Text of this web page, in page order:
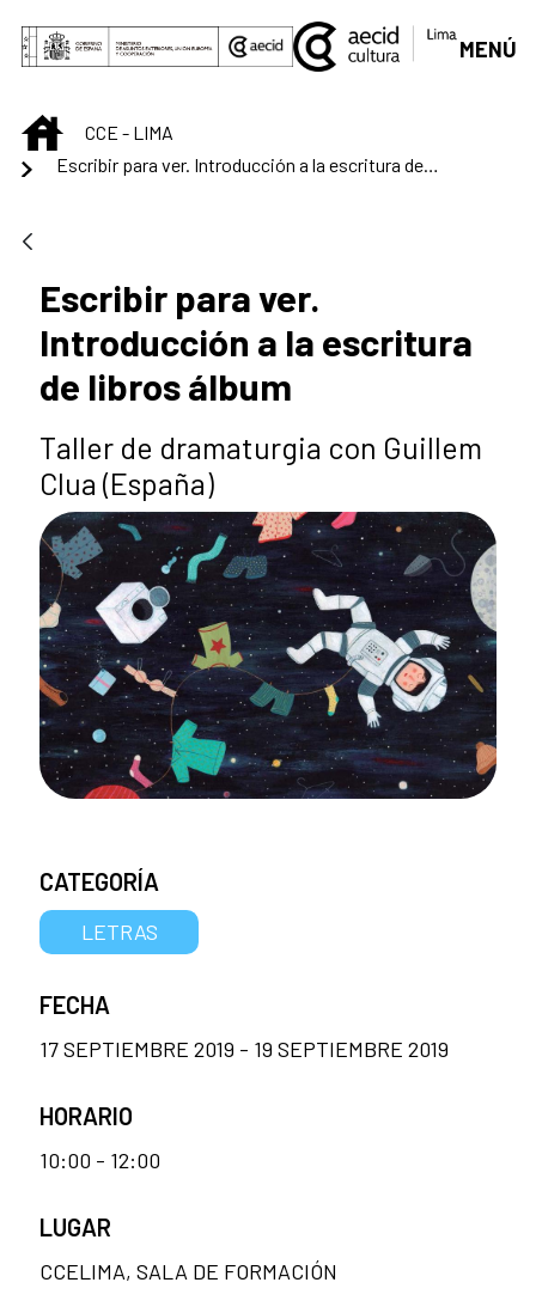
Saltar al contenido principal
MENÚ
INICIOCCE - LIMA
Escribir para ver. Introducción a la escritura de libros álbum
Escribir para ver.
Introducción a la escritura
de libros álbum
Taller de dramaturgia con Guillem
Clua (España)
CATEGORÍA
LETRAS
FECHA
17 SEPTIEMBRE 2019 - 19 SEPTIEMBRE 2019
HORARIO
10:00 - 12:00
LUGAR
CCELIMA, SALA DE FORMACIÓN